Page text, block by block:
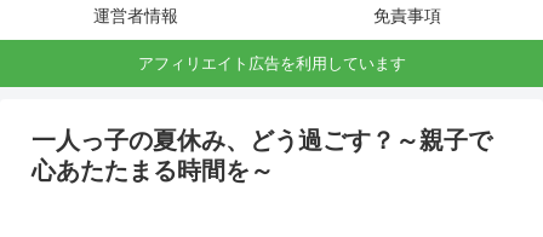
運営者情報 免責事項
アフィリエイト広告を利用しています
一人っ子の夏休み、どう過ごす？～親子で
心あたたまる時間を～